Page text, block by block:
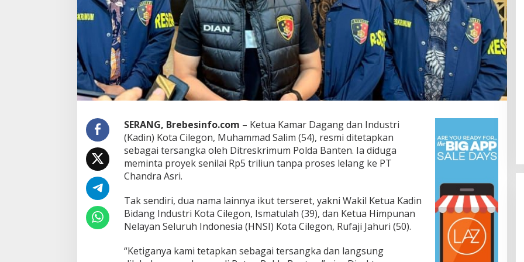
n
n
a
J
a
d
i
T
s
a
n
g
k
a
e
m
a
k
a
SERANG, Brebesinfo.com – Ketua Kamar Dagang dan Industri
(Kadin) Kota Cilegon, Muhammad Salim (54), resmi ditetapkan
sebagai tersangka oleh Ditreskrimum Polda Banten. Ia diduga
meminta proyek senilai Rp5 triliun tanpa proses lelang ke PT
Chandra Asri.
Tak sendiri, dua nama lainnya ikut terseret, yakni Wakil Ketua Kadin
Bidang Industri Kota Cilegon, Ismatulah (39), dan Ketua Himpunan
Nelayan Seluruh Indonesia (HNSI) Kota Cilegon, Rufaji Jahuri (50).
“Ketiganya kami tetapkan sebagai tersangka dan langsung
Jalan Bergelombang dan Minim
Lampu di Ruas Bumiayu–
Innova Hantam Pohon di
Bantarkawung
Desa, Nasional, Otomatif, Politik,